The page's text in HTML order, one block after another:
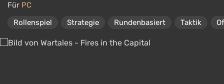
Für PC
Rollenspiel
Strategie Rundenbasiert Taktik